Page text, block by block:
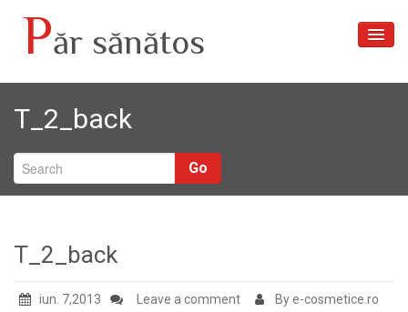
Păr sănătos
Acasă
Articole
Despre noi
Tratamente păr
Contact
T_2_back
Go
T_2_back
iun. 7,2013 Leave a comment By e-cosmetice.ro